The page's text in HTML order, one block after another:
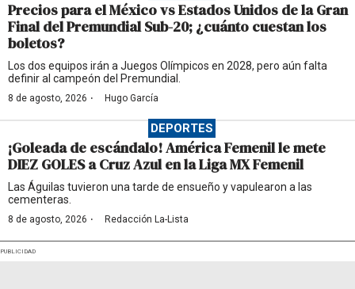
Precios para el México vs Estados Unidos de la Gran
Final del Premundial Sub-20; ¿cuánto cuestan los
boletos?
Los dos equipos irán a Juegos Olímpicos en 2028, pero aún falta
definir al campeón del Premundial.
8 de agosto, 2026 · Hugo García
DEPORTES
¡Goleada de escándalo! América Femenil le mete
DIEZ GOLES a Cruz Azul en la Liga MX Femenil
Las Águilas tuvieron una tarde de ensueño y vapulearon a las
cementeras.
8 de agosto, 2026 · Redacción La-Lista
PUBLICIDAD